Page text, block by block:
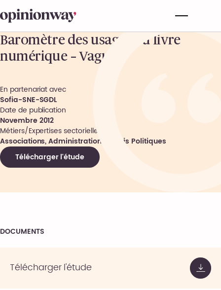
Baromètre des usages du livre
numérique – Vague 2
En partenariat avec
Sofia-SNE-SGDL
Date de publication
Novembre 2012
Métiers/Expertises sectorielles
Associations, Administrations, Partis Politiques
Télécharger l'étude
DOCUMENTS
Télécharger l'étude